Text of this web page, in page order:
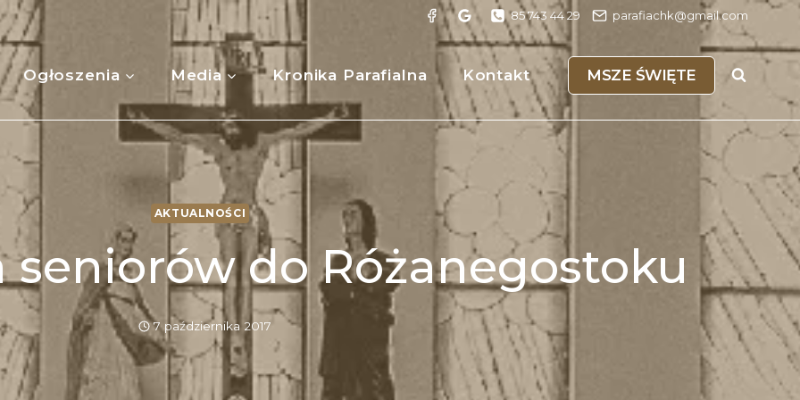
85 743 44 29 parafiachk@gmail.com
Ogłoszenia Media Kronika Parafialna Kontakt MSZE ŚWIĘTE
AKTUALNOŚCI
do Różanegostoku
7 października 2017